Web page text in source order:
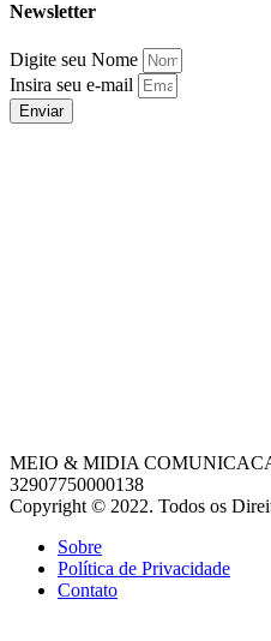
Newsletter
Digite seu Nome
Insira seu e-mail
Enviar
MEIO & MIDIA
32907750000138
Copyright © 2022. Todos os
Sobre
Política de Privacidade
Contato